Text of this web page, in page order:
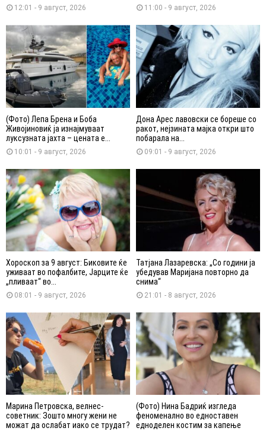
12:01 - 9 август, 2026 11:00 - 9 август, 2026
(Фото) Лепа Брена и Боба
Живојиновиќ ја изнајмуваат
луксузната јахта – цената е...
10:01 - 9 август, 2026
Дона Арес лавовски се бореше со
ракот, нејзината мајка откри што
побарала на...
09:01 - 9 август, 2026
Хороскоп за 9 август: Биковите ќе
уживаат во пофалбите, Јарците ќе
„пливаат“ во...
08:01 - 9 август, 2026
Татјана Лазаревска: „Со години ја
убедував Маријана повторно да
снима“
21:01 - 8 август, 2026
Марина Петровска, велнес-
советник: Зошто многу жени не
можат да ослабат иако се трудат?
(Фото) Нина Бадриќ изгледа
феноменално во едноставен
едноделен костим за капење